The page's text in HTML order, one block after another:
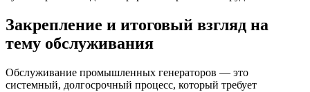
Закрепление и итоговый взгляд на
тему обслуживания
Обслуживание промышленных генераторов — это
системный, долгосрочный процесс, который требует